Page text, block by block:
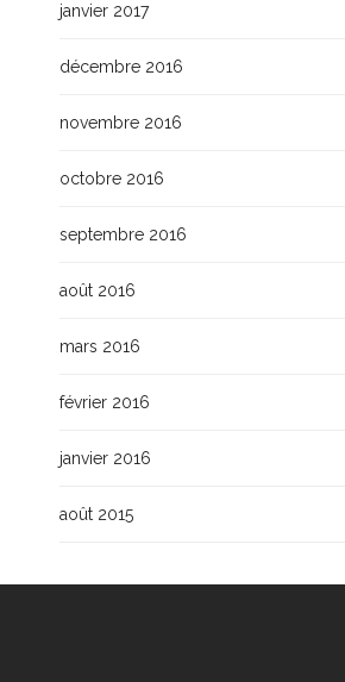
janvier 2017
décembre 2016
novembre 2016
octobre 2016
septembre 2016
août 2016
mars 2016
février 2016
janvier 2016
août 2015